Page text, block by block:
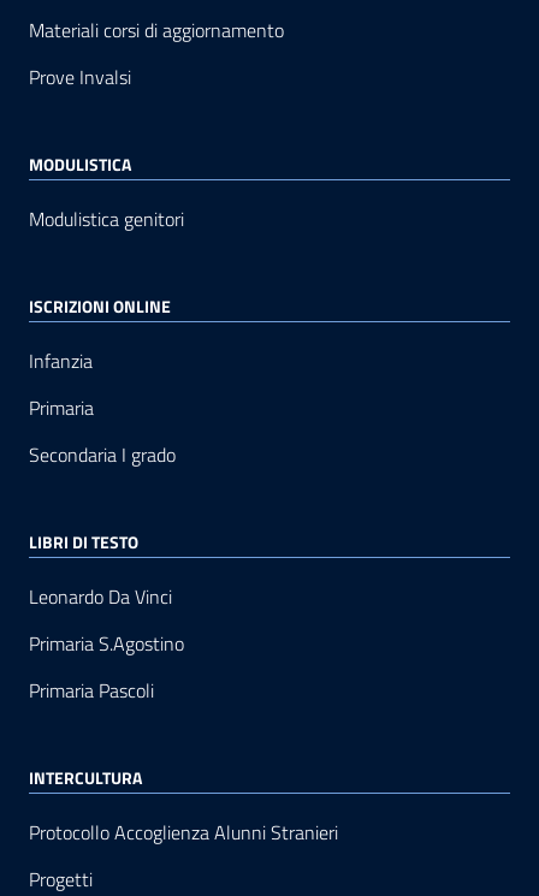
Materiali corsi di aggiornamento
Prove Invalsi
MODULISTICA
Modulistica genitori
ISCRIZIONI ONLINE
Infanzia
Primaria
Secondaria I grado
LIBRI DI TESTO
Leonardo Da Vinci
Primaria S.Agostino
Primaria Pascoli
INTERCULTURA
Protocollo Accoglienza Alunni Stranieri
Progetti